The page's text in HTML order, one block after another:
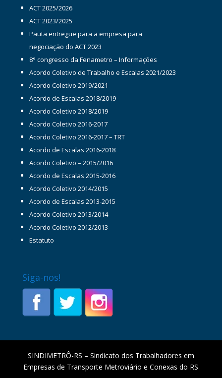
ACT 2025/2026
ACT 2023/2025
Pauta entregue para a empresa para
negociação do ACT 2023
8° congresso da Fenametro – Informações
Acordo Coletivo de Trabalho e Escalas 2021/2023
Acordo Coletivo 2019/2021
Acordo de Escalas 2018/2019
Acordo Coletivo 2018/2019
Acordo Coletivo 2016-2017
Acordo Coletivo 2016-2017 – TRT
Acordo de Escalas 2016-2018
Acordo Coletivo – 2015/2016
Acordo de Escalas 2015-2016
Acordo Coletivo 2014/2015
Acordo de Escalas 2013-2015
Acordo Coletivo 2013/2014
Acordo Coletivo 2012/2013
Estatuto
Siga-nos!
SINDIMETRÔ-RS – Sindicato dos Trabalhadores em
Empresas de Transporte Metroviário e Conexas do RS